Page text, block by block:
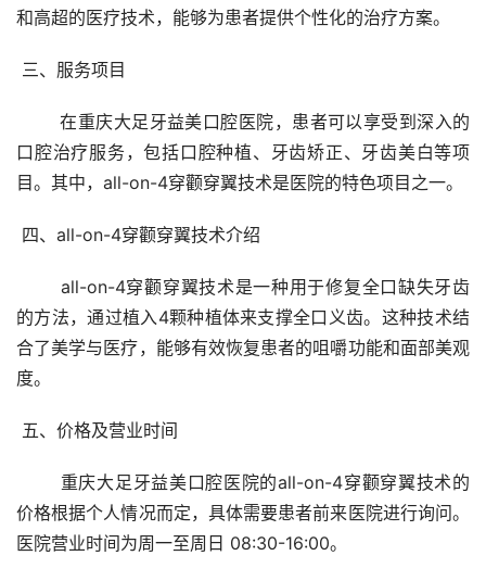
和高超的医疗技术，能够为患者提供个性化的治疗方案。
三、服务项目
	在重庆大足牙益美口腔医院，患者可以享受到深入的
口腔治疗服务，包括口腔种植、牙齿矫正、牙齿美白等项
目。其中，all-on-4穿颧穿翼技术是医院的特色项目之一。
四、all-on-4穿颧穿翼技术介绍
的方法，通过植入4颗种植体来支撑全口义齿。这种技术结
合了美学与医疗，能够有效恢复患者的咀嚼功能和面部美观
度。
五、价格及营业时间
价格根据个人情况而定，具体需要患者前来医院进行询问。
医院营业时间为周一至周日 08:30-16:00。